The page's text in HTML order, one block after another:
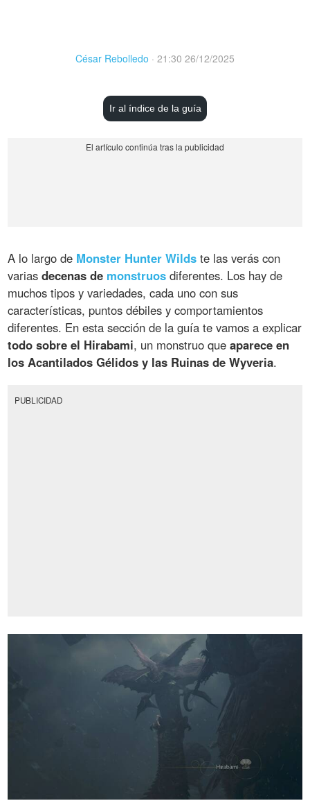
César Rebolledo · 21:30 26/12/2025
Ir al índice de la guía
A lo largo de Monster Hunter Wilds te las verás con
variasdecenas de monstruos diferentes. Los hay de
muchos tipos y variedades, cada uno con sus
características, puntos débiles y comportamientos
diferentes. En esta sección de la guía te vamos a explicar
todo sobre el Hirabami, un monstruo queaparece en
los Acantilados Gélidos y las Ruinas de Wyveria.
PUBLICIDAD